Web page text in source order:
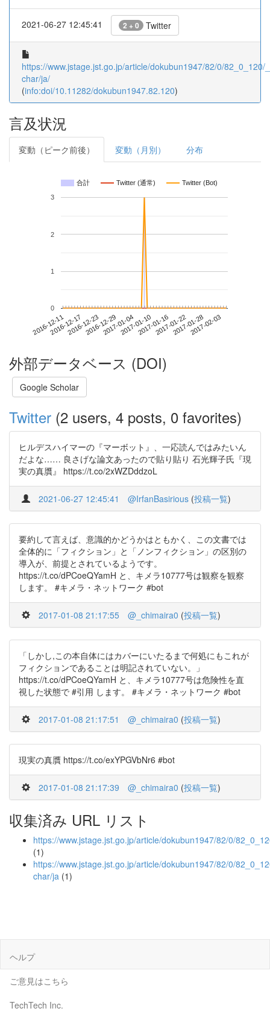
2021-06-27 12:45:41 2 + 0 Twitter
https://www.jstage.jst.go.jp/article/dokubun1947/82/0/82_0_120/
char/ja/
(info:doi/10.11282/dokubun1947.82.120)
言及状況
変動（ピーク前後） 変動（月別） 分布
合計 Twitter (通常) Twitter (Bot)
2016-12-112016-12-172016-12-232016-12-292017-01-042017-01-102017-01-162017-01-222017-01-282017-02-03
0
1
2
3
外部データベース (DOI)
Google Scholar
Twitter (2 users, 4 posts, 0 favorites)
ヒルデスハイマーの『マーボット』、一応読んではみたいん
だよな…… 良さげな論文あったので貼り貼り 石光輝子氏『現
実の真贋』 https://t.co/2xWZDddzoL
2021-06-27 12:45:41 @IrfanBasirious (投稿一覧)
要約して言えば、意識的かどうかはともかく、この文書では
全体的に「フィクション」と「ノンフィクション」の区別の
導入が、前提とされているようです。
https://t.co/dPCoeQYamH と、キメラ10777号は観察を観察
します。 #キメラ・ネットワーク #bot
2017-01-08 21:17:55 @_chimaira0 (投稿一覧)
「しかし,この本自体にはカバーにいたるまで何処にもこれが
フィクションであることは明記されていない。」
https://t.co/dPCoeQYamH と、キメラ10777号は危険性を直
視した状態で #引用 します。 #キメラ・ネットワーク #bot
2017-01-08 21:17:51 @_chimaira0 (投稿一覧)
現実の真贋 https://t.co/exYPGVbNr6 #bot
2017-01-08 21:17:39 @_chimaira0 (投稿一覧)
収集済み URL リスト
https://www.jstage.jst.go.jp/article/dokubun1947/82/0/
(1)
https://www.jstage.jst.go.jp/article/dokubun1947/82/0/
char/ja (1)
ヘルプ
ご意見はこちら
TechTech Inc.